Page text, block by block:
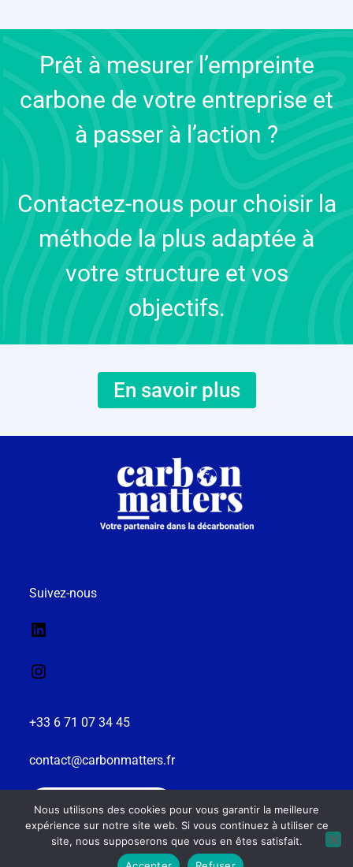
Prêt à mesurer l’empreinte
carbone de votre entreprise et
à passer à l’action ?
Contactez-nous pour choisir la
méthode la plus adaptée à
votre structure et vos
objectifs.
En savoir plus
Suivez-nous
+33 6 71 07 34 45
contact@carbonmatters.fr
MENTIONS LÉGALES
Nous utilisons des cookies pour vous garantir la meilleure
expérience sur notre site web. Si vous continuez à utiliser ce
site, nous supposerons que vous en êtes satisfait.